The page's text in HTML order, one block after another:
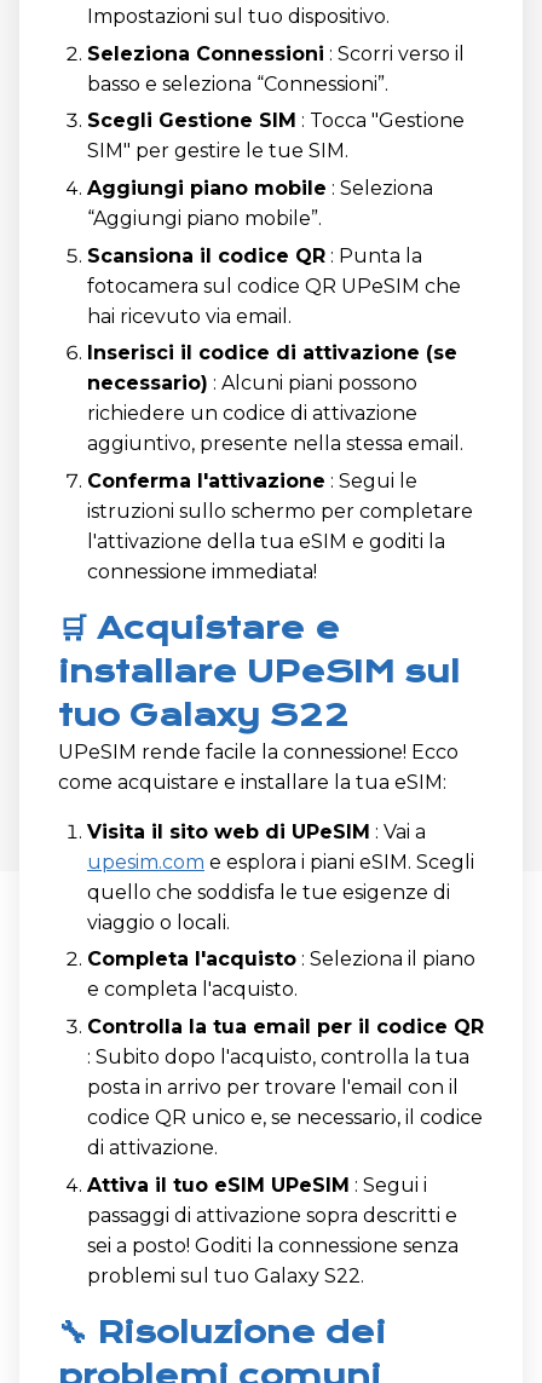
Impostazioni sul tuo dispositivo.
Seleziona Connessioni : Scorri verso il
basso e seleziona “Connessioni”.
Scegli Gestione SIM : Tocca "Gestione
SIM" per gestire le tue SIM.
Aggiungi piano mobile : Seleziona
“Aggiungi piano mobile”.
Scansiona il codice QR : Punta la
fotocamera sul codice QR UPeSIM che
hai ricevuto via email.
Inserisci il codice di attivazione (se
necessario) : Alcuni piani possono
richiedere un codice di attivazione
aggiuntivo, presente nella stessa email.
Conferma l'attivazione : Segui le
istruzioni sullo schermo per completare
l'attivazione della tua eSIM e goditi la
connessione immediata!
🛒 Acquistare e
installare UPeSIM sul
tuo Galaxy S22
UPeSIM rende facile la connessione! Ecco
come acquistare e installare la tua eSIM:
Visita il sito web di UPeSIM : Vai a
upesim.com e esplora i piani eSIM. Scegli
quello che soddisfa le tue esigenze di
viaggio o locali.
Completa l'acquisto : Seleziona il piano
e completa l'acquisto.
Controlla la tua email per il codice QR
: Subito dopo l'acquisto, controlla la tua
posta in arrivo per trovare l'email con il
codice QR unico e, se necessario, il codice
di attivazione.
Attiva il tuo eSIM UPeSIM : Segui i
passaggi di attivazione sopra descritti e
sei a posto! Goditi la connessione senza
problemi sul tuo Galaxy S22.
🔧 Risoluzione dei
problemi comuni